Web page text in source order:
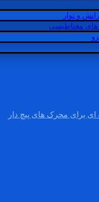
و نوار
های مغناطیسی
برای محرک های پیچ دار